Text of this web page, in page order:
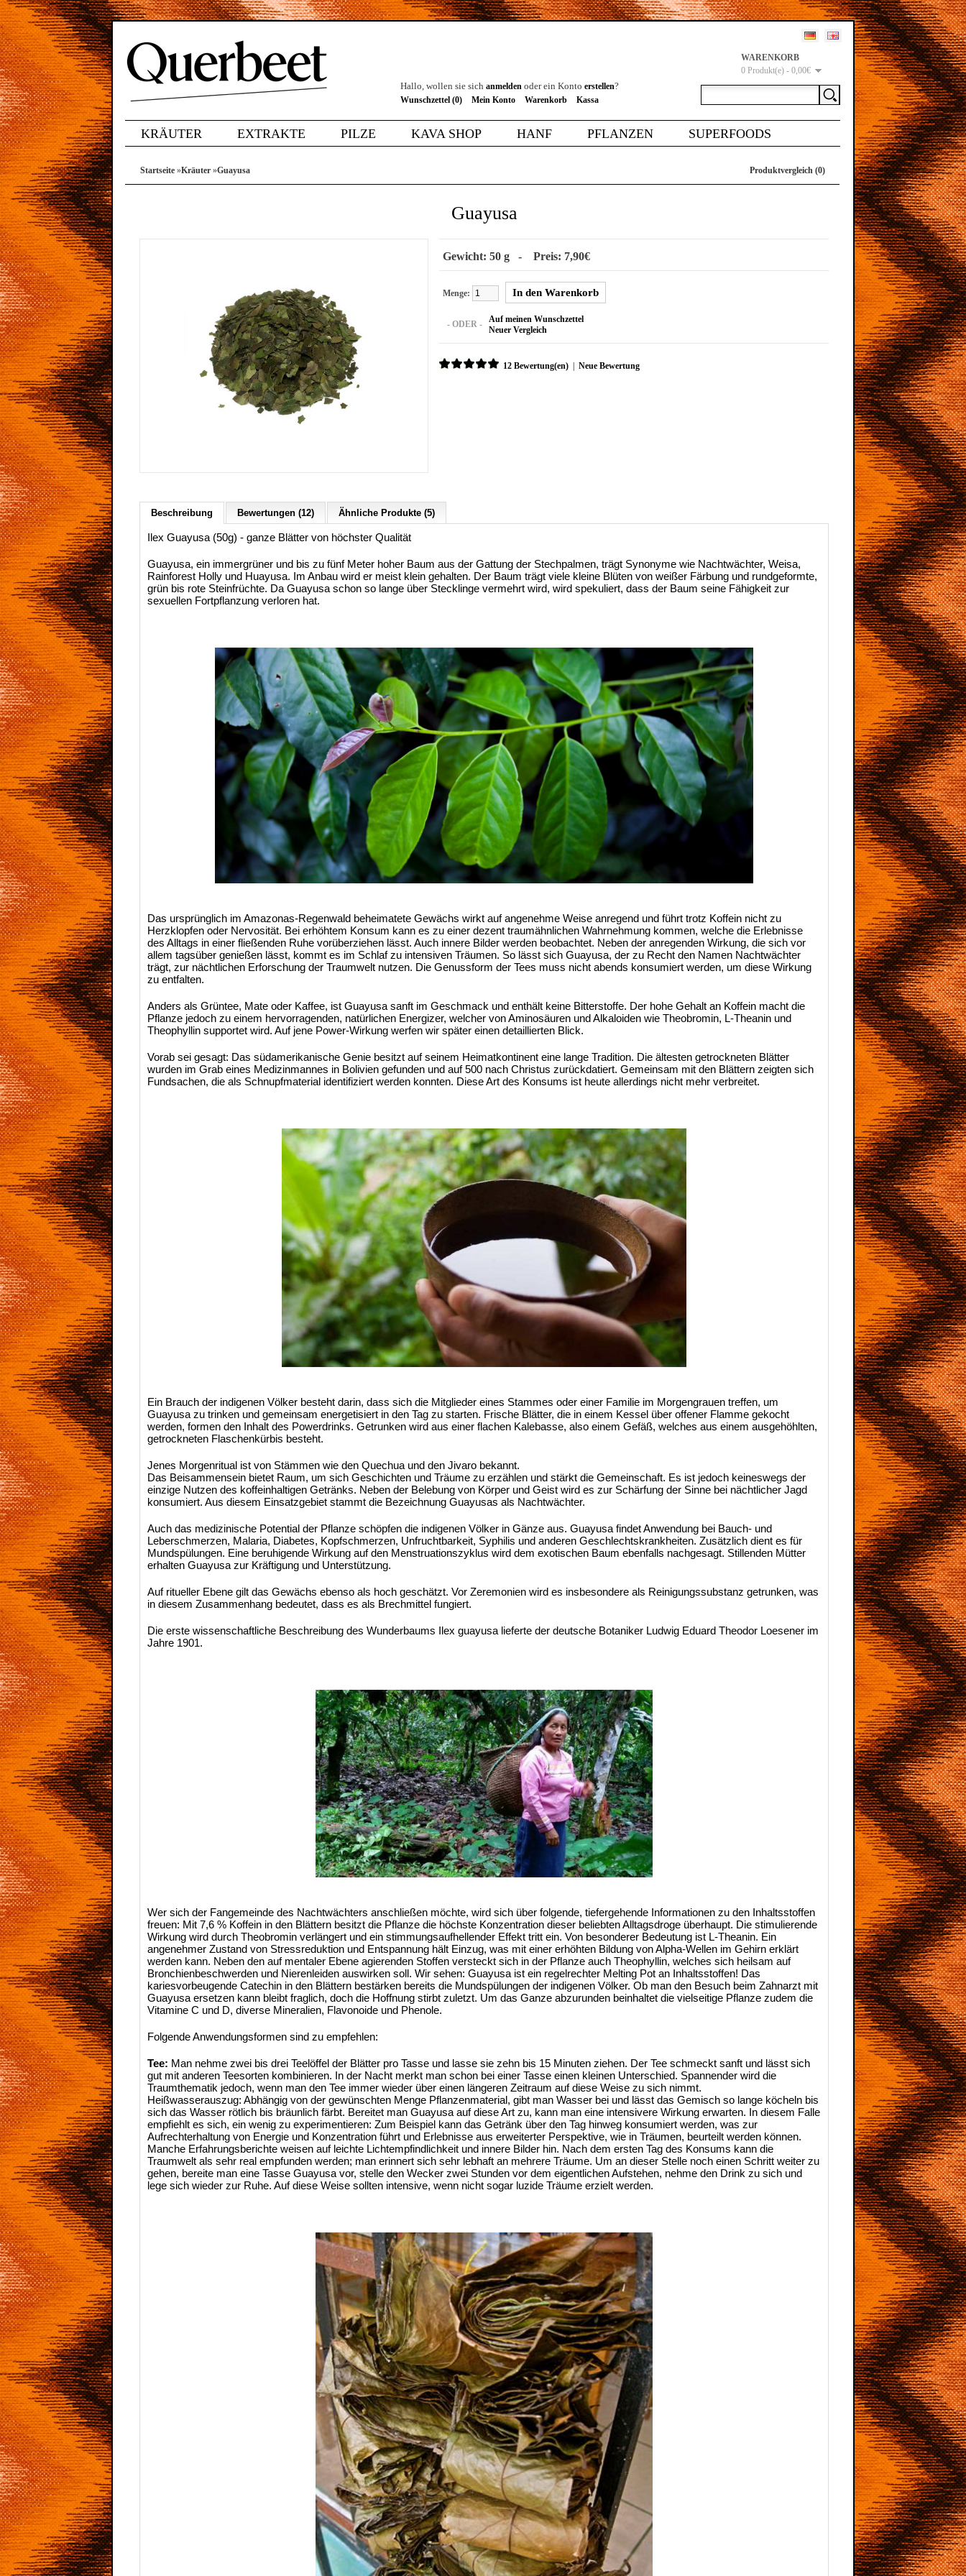
WARENKORB
0 Produkt(e) - 0,00€
Hallo, wollen sie sich anmelden oder ein Konto erstellen?
Wunschzettel (0) Mein Konto Warenkorb Kassa
KRÄUTER EXTRAKTE PILZE KAVA SHOP HANF PFLANZEN SUPERFOODS
Startseite »Kräuter »Guayusa Produktvergleich (0)
Guayusa
Gewicht: 50 g - Preis: 7,90€
Menge:
- ODER -
Auf meinen Wunschzettel
Neuer Vergleich
12 Bewertung(en) Neue Bewertung
Beschreibung Bewertungen (12) Ähnliche Produkte (5)
Ilex Guayusa (50g) - ganze Blätter von höchster Qualität
Guayusa, ein immergrüner und bis zu fünf Meter hoher Baum aus der Gattung der Stechpalmen, trägt Synonyme wie Nachtwächter, Weisa,
Rainforest Holly und Huayusa. Im Anbau wird er meist klein gehalten. Der Baum trägt viele kleine Blüten von weißer Färbung und rundgeformte,
grün bis rote Steinfrüchte. Da Guayusa schon so lange über Stecklinge vermehrt wird, wird spekuliert, dass der Baum seine Fähigkeit zur
sexuellen Fortpflanzung verloren hat.
Das ursprünglich im Amazonas-Regenwald beheimatete Gewächs wirkt auf angenehme Weise anregend und führt trotz Koffein nicht zu
Herzklopfen oder Nervosität. Bei erhöhtem Konsum kann es zu einer dezent traumähnlichen Wahrnehmung kommen, welche die Erlebnisse
des Alltags in einer fließenden Ruhe vorüberziehen lässt. Auch innere Bilder werden beobachtet. Neben der anregenden Wirkung, die sich vor
allem tagsüber genießen lässt, kommt es im Schlaf zu intensiven Träumen. So lässt sich Guayusa, der zu Recht den Namen Nachtwächter
trägt, zur nächtlichen Erforschung der Traumwelt nutzen. Die Genussform der Tees muss nicht abends konsumiert werden, um diese Wirkung
zu entfalten.
Anders als Grüntee, Mate oder Kaffee, ist Guayusa sanft im Geschmack und enthält keine Bitterstoffe. Der hohe Gehalt an Koffein macht die
Pflanze jedoch zu einem hervorragenden, natürlichen Energizer, welcher von Aminosäuren und Alkaloiden wie Theobromin, L-Theanin und
Theophyllin supportet wird. Auf jene Power-Wirkung werfen wir später einen detaillierten Blick.
Vorab sei gesagt: Das südamerikanische Genie besitzt auf seinem Heimatkontinent eine lange Tradition. Die ältesten getrockneten Blätter
wurden im Grab eines Medizinmannes in Bolivien gefunden und auf 500 nach Christus zurückdatiert. Gemeinsam mit den Blättern zeigten sich
Fundsachen, die als Schnupfmaterial identifiziert werden konnten. Diese Art des Konsums ist heute allerdings nicht mehr verbreitet.
Ein Brauch der indigenen Völker besteht darin, dass sich die Mitglieder eines Stammes oder einer Familie im Morgengrauen treffen, um
Guayusa zu trinken und gemeinsam energetisiert in den Tag zu starten. Frische Blätter, die in einem Kessel über offener Flamme gekocht
werden, formen den Inhalt des Powerdrinks. Getrunken wird aus einer flachen Kalebasse, also einem Gefäß, welches aus einem ausgehöhlten,
getrockneten Flaschenkürbis besteht.
Jenes Morgenritual ist von Stämmen wie den Quechua und den Jivaro bekannt.
Das Beisammensein bietet Raum, um sich Geschichten und Träume zu erzählen und stärkt die Gemeinschaft. Es ist jedoch keineswegs der
einzige Nutzen des koffeinhaltigen Getränks. Neben der Belebung von Körper und Geist wird es zur Schärfung der Sinne bei nächtlicher Jagd
konsumiert. Aus diesem Einsatzgebiet stammt die Bezeichnung Guayusas als Nachtwächter.
Auch das medizinische Potential der Pflanze schöpfen die indigenen Völker in Gänze aus. Guayusa findet Anwendung bei Bauch- und
Leberschmerzen, Malaria, Diabetes, Kopfschmerzen, Unfruchtbarkeit, Syphilis und anderen Geschlechtskrankheiten. Zusätzlich dient es für
Mundspülungen. Eine beruhigende Wirkung auf den Menstruationszyklus wird dem exotischen Baum ebenfalls nachgesagt. Stillenden Mütter
erhalten Guayusa zur Kräftigung und Unterstützung.
Auf ritueller Ebene gilt das Gewächs ebenso als hoch geschätzt. Vor Zeremonien wird es insbesondere als Reinigungssubstanz getrunken, was
in diesem Zusammenhang bedeutet, dass es als Brechmittel fungiert.
Die erste wissenschaftliche Beschreibung des Wunderbaums Ilex guayusa lieferte der deutsche Botaniker Ludwig Eduard Theodor Loesener im
Jahre 1901.
Wer sich der Fangemeinde des Nachtwächters anschließen möchte, wird sich über folgende, tiefergehende Informationen zu den Inhaltsstoffen
freuen: Mit 7,6 % Koffein in den Blättern besitzt die Pflanze die höchste Konzentration dieser beliebten Alltagsdroge überhaupt. Die stimulierende
Wirkung wird durch Theobromin verlängert und ein stimmungsaufhellender Effekt tritt ein. Von besonderer Bedeutung ist L-Theanin. Ein
angenehmer Zustand von Stressreduktion und Entspannung hält Einzug, was mit einer erhöhten Bildung von Alpha-Wellen im Gehirn erklärt
werden kann. Neben den auf mentaler Ebene agierenden Stoffen versteckt sich in der Pflanze auch Theophyllin, welches sich heilsam auf
Bronchienbeschwerden und Nierenleiden auswirken soll. Wir sehen: Guayusa ist ein regelrechter Melting Pot an Inhaltsstoffen! Das
kariesvorbeugende Catechin in den Blättern bestärken bereits die Mundspülungen der indigenen Völker. Ob man den Besuch beim Zahnarzt mit
Guayusa ersetzen kann bleibt fraglich, doch die Hoffnung stirbt zuletzt. Um das Ganze abzurunden beinhaltet die vielseitige Pflanze zudem die
Vitamine C und D, diverse Mineralien, Flavonoide und Phenole.
Folgende Anwendungsformen sind zu empfehlen:
Tee: Man nehme zwei bis drei Teelöffel der Blätter pro Tasse und lasse sie zehn bis 15 Minuten ziehen. Der Tee schmeckt sanft und lässt sich
gut mit anderen Teesorten kombinieren. In der Nacht merkt man schon bei einer Tasse einen kleinen Unterschied. Spannender wird die
Traumthematik jedoch, wenn man den Tee immer wieder über einen längeren Zeitraum auf diese Weise zu sich nimmt.
Heißwasserauszug: Abhängig von der gewünschten Menge Pflanzenmaterial, gibt man Wasser bei und lässt das Gemisch so lange köcheln bis
sich das Wasser rötlich bis bräunlich färbt. Bereitet man Guayusa auf diese Art zu, kann man eine intensivere Wirkung erwarten. In diesem Falle
empfiehlt es sich, ein wenig zu experimentieren: Zum Beispiel kann das Getränk über den Tag hinweg konsumiert werden, was zur
Aufrechterhaltung von Energie und Konzentration führt und Erlebnisse aus erweiterter Perspektive, wie in Träumen, beurteilt werden können.
Manche Erfahrungsberichte weisen auf leichte Lichtempfindlichkeit und innere Bilder hin. Nach dem ersten Tag des Konsums kann die
Traumwelt als sehr real empfunden werden; man erinnert sich sehr lebhaft an mehrere Träume. Um an dieser Stelle noch einen Schritt weiter zu
gehen, bereite man eine Tasse Guayusa vor, stelle den Wecker zwei Stunden vor dem eigentlichen Aufstehen, nehme den Drink zu sich und
lege sich wieder zur Ruhe. Auf diese Weise sollten intensive, wenn nicht sogar luzide Träume erzielt werden.